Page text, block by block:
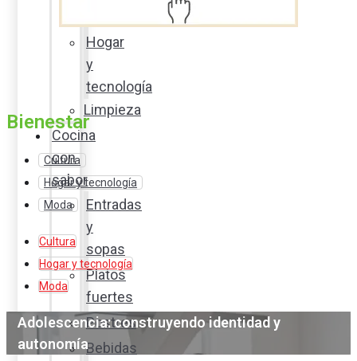
Hogar
y
tecnología
Limpieza
Cocina
con
sabor
Entradas
y
sopas
Platos
fuertes
Postres
Bebidas
Bienestar
Cultura
Hogar y tecnología
Moda
Cultura
Hogar y tecnología
Moda
Adolescencia: construyendo identidad y
autonomía